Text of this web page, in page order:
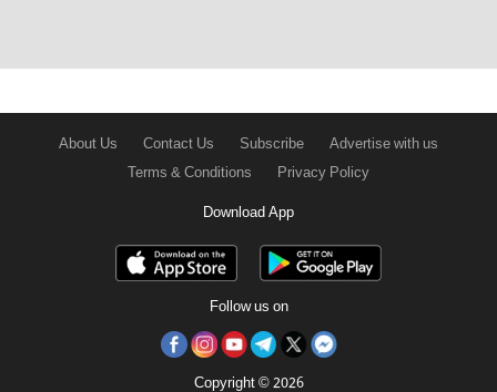
About Us Contact Us Subscribe
Advertise with us
Terms & Conditions
Privacy Policy
Download App
Follow us on
Copyright © 2026